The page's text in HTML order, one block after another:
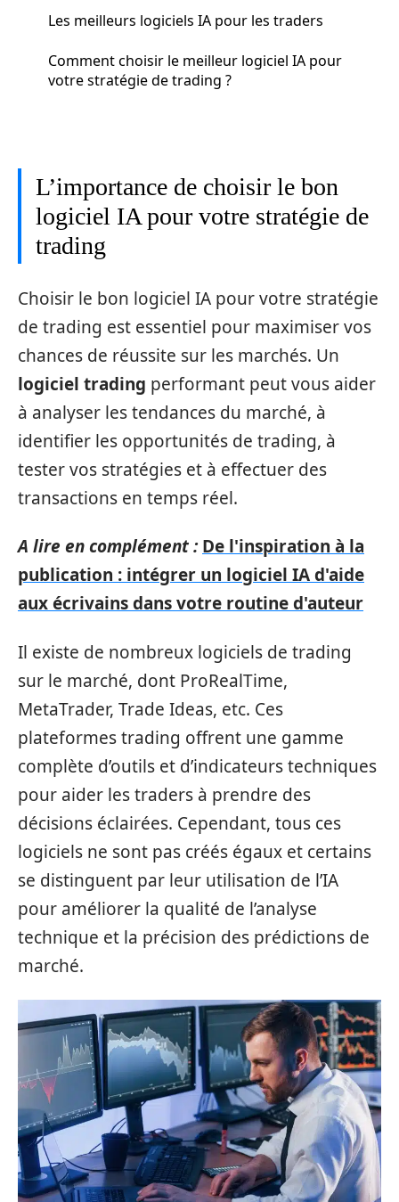
Les meilleurs logiciels IA pour les traders
Comment choisir le meilleur logiciel IA pour
votre stratégie de trading ?
L’importance de choisir le bon
logiciel IA pour votre stratégie de
trading
Choisir le bon logiciel IA pour votre stratégie
de trading est essentiel pour maximiser vos
chances de réussite sur les marchés. Un
logiciel trading performant peut vous aider
à analyser les tendances du marché, à
identifier les opportunités de trading, à
tester vos stratégies et à effectuer des
transactions en temps réel.
A lire en complément : De l'inspiration à la
publication : intégrer un logiciel IA d'aide
aux écrivains dans votre routine d'auteur
Il existe de nombreux logiciels de trading
sur le marché, dont ProRealTime,
MetaTrader, Trade Ideas, etc. Ces
plateformes trading offrent une gamme
complète d’outils et d’indicateurs techniques
pour aider les traders à prendre des
décisions éclairées. Cependant, tous ces
logiciels ne sont pas créés égaux et certains
se distinguent par leur utilisation de l’IA
pour améliorer la qualité de l’analyse
technique et la précision des prédictions de
marché.